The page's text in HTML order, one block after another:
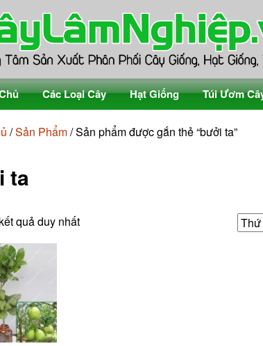
Các Loại Cây
Cây Ăn Quả
Hạt Giống Túi Ươm
/Sản Phẩm/ Sản phẩm được gắn thẻ “bưởi ta”
ta
quả duy nhất